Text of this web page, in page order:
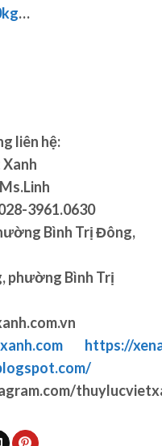
…
liên hệ:
3961.0630
Bình Trị Đông,
phường Bình Trị
https://